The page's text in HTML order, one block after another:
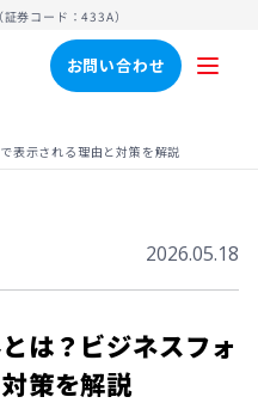
券コード：433A）
お問い合わせ
表示される理由と対策を解説
2026.05.18
は？ビジネスフォ
策を解説